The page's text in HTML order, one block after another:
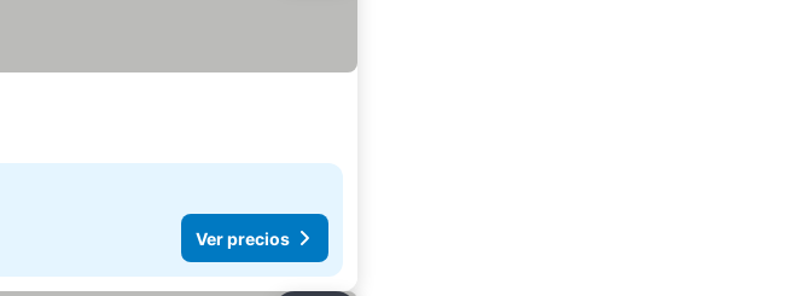
Ver precios